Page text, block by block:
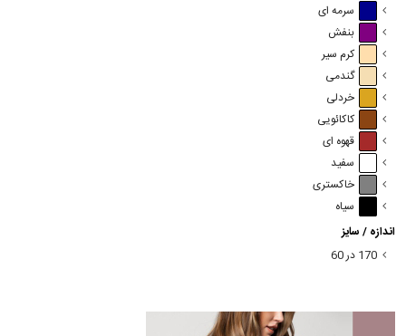
سرمه ای
بنفش
کرم سیر
گندمی
خردلی
کاکائویی
قهوه ای
سفید
خاکستری
سیاه
اندازه / سایز
170 در 60